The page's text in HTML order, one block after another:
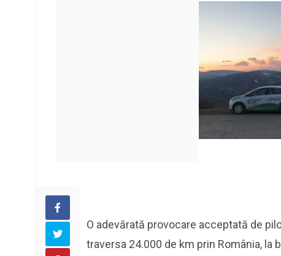
O adevărată provocare acceptată de
traversa 24.000 de km prin România, la